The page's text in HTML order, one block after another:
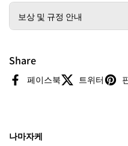
보상 및 규정 안내
Share
페이스북 트위터
나마자케